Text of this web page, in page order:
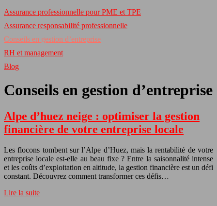
Assurance professionnelle pour PME et TPE
Assurance responsabilité professionnelle
Conseils en gestion d’entreprise
RH et management
Blog
Conseils en gestion d’entreprise
Alpe d’huez neige : optimiser la gestion
financière de votre entreprise locale
Les flocons tombent sur l’Alpe d’Huez, mais la rentabilité de votre
entreprise locale est-elle au beau fixe ? Entre la saisonnalité intense
et les coûts d’exploitation en altitude, la gestion financière est un défi
constant. Découvrez comment transformer ces défis…
Lire la suite